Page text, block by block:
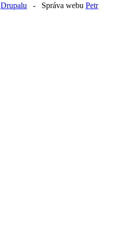
Drupalu - Správa webu Petr